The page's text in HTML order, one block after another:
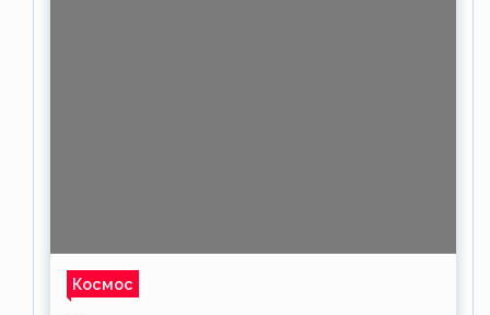
Космос